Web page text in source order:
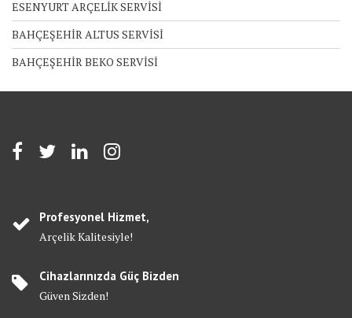
ESENYURT ARÇELİK SERVİSİ
BAHÇEŞEHİR ALTUS SERVİSİ
BAHÇEŞEHİR BEKO SERVİSİ
Profesyonel Hizmet,
Arçelik Kalitesiyle!
Cihazlarınızda Güç Bizden
Güven Sizden!